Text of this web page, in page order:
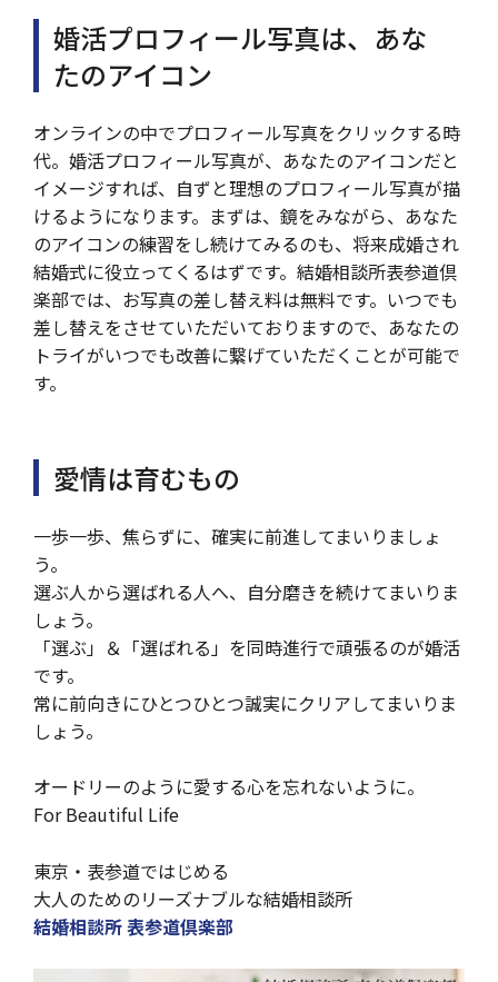
婚活プロフィール写真は、あな
たのアイコン
オンラインの中でプロフィール写真をクリックする時
代。婚活プロフィール写真が、あなたのアイコンだと
イメージすれば、自ずと理想のプロフィール写真が描
けるようになります。まずは、鏡をみながら、あなた
のアイコンの練習をし続けてみるのも、将来成婚され
結婚式に役立ってくるはずです。結婚相談所表参道倶
楽部では、お写真の差し替え料は無料です。いつでも
差し替えをさせていただいておりますので、あなたの
トライがいつでも改善に繋げていただくことが可能で
す。
愛情は育むもの
一歩一歩、焦らずに、確実に前進してまいりましょ
う。
選ぶ人から選ばれる人へ、自分磨きを続けてまいりま
しょう。
「選ぶ」＆「選ばれる」を同時進行で頑張るのが婚活
です。
常に前向きにひとつひとつ誠実にクリアしてまいりま
しょう。
オードリーのように愛する心を忘れないように。
For Beautiful Life
東京・表参道ではじめる
大人のためのリーズナブルな結婚相談所
結婚相談所 表参道倶楽部